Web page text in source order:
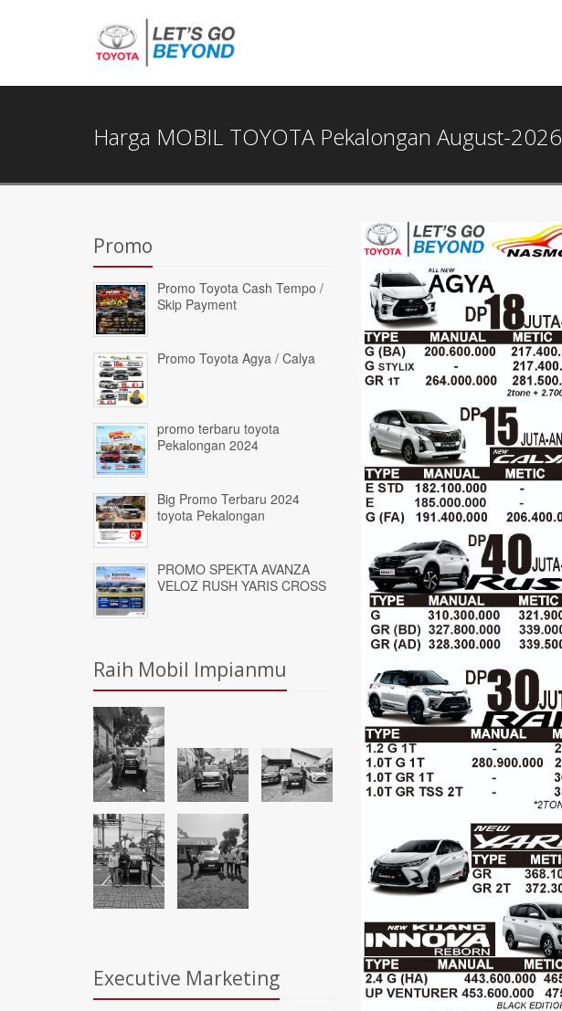
Harga MOBIL TOYOTA Pekalongan August-2026
Promo
Promo Toyota Cash Tempo /
Skip Payment
Promo Toyota Agya / Calya
promo terbaru toyota
Pekalongan 2024
Big Promo Terbaru 2024
toyota Pekalongan
PROMO SPEKTA AVANZA
VELOZ RUSH YARIS CROSS
Raih Mobil Impianmu
Executive Marketing